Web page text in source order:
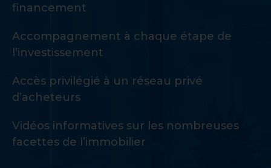
financement
Accompagnement à chaque étape de
l’investissement
Accès privilégié à un réseau privé
d’acheteurs
Vidéos informatives sur les nombreuses
facettes de l’immobilier